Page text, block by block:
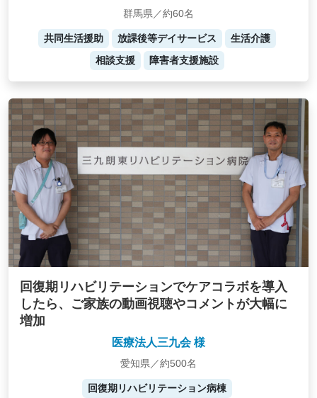
群馬県／約60名
共同生活援助 放課後等デイサービス
生活介護
相談支援
障害者支援施設
回復期リハビリテーションでケアコラボを導入
したら、ご家族の動画視聴やコメントが大幅に
増加
医療法人三九会 様
愛知県／約500名
回復期リハビリテーション病棟